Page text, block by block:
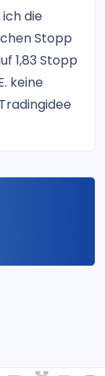
die
Stopp
1,83 Stopp
keine